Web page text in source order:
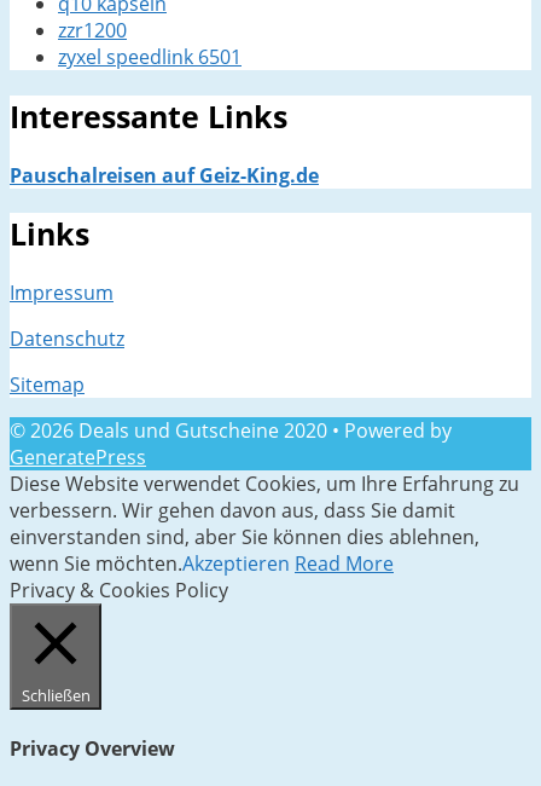
zzr1200
zyxel speedlink 6501
Interessante Links
Pauschalreisen auf Geiz-King.de
Links
Impressum
Datenschutz
Sitemap
© 2026 Deals und Gutscheine 2020 • Powered by
GeneratePress
Diese Website verwendet Cookies, um Ihre Erfahrung zu
verbessern. Wir gehen davon aus, dass Sie damit
einverstanden sind, aber Sie können dies ablehnen,
wenn Sie möchten.Akzeptieren Read More
Privacy & Cookies Policy
Schließen
Privacy Overview